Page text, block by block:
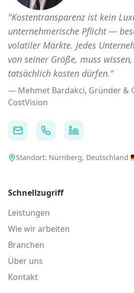
"Kostentransparenz ist kein
unternehmerische Pflicht —
volatiler Märkte. Jedes
von seiner Größe, muss
tatsächlich kosten dürfen."
— Mehmet Bardakci, Gründer &
CostVision
Standort: Nürnberg, Deutschland
Schnellzugriff
Leistungen
Wie wir arbeiten
Branchen
Über uns
Kontakt